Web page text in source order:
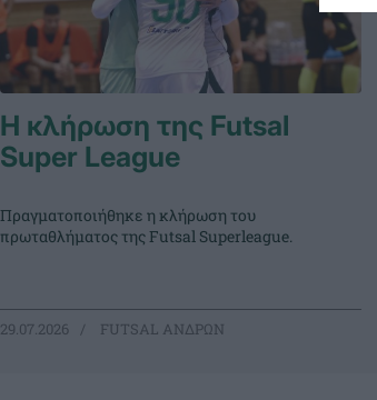
Η κλήρωση της Futsal
Super League
Πραγματοποιήθηκε η κλήρωση του
πρωταθλήματος της Futsal Superleague.
29.07.2026 FUTSAL ΑΝΔΡΩΝ